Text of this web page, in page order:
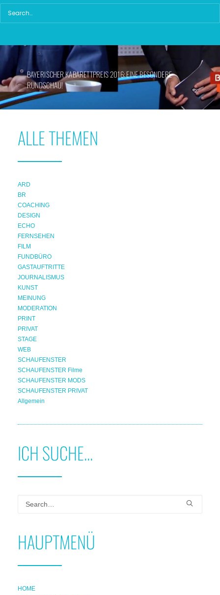
BAYERISCHER KABARETTPREIS 2016: EINE BESONDERE
RUNDSCHAU!
ALLE THEMEN
ARD
BR
COACHING
DESIGN
ECHO
FERNSEHEN
FILM
FUNDBÜRO
GASTAUFTRITTE
JOURNALISMUS
KUNST
MEINUNG
MODERATION
PRINT
PRIVAT
STAGE
WEB
SCHAUFENSTER
SCHAUFENSTER Filme
SCHAUFENSTER MODS
SCHAUFENSTER PRIVAT
Allgemein
ICH SUCHE...
HAUPTMENÜ
HOME